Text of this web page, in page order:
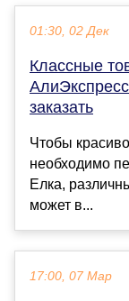
01:30, 02 Дек
Классные
заказать
Чтобы
необходимо
Елка,
может в...
17:00, 07 Мар